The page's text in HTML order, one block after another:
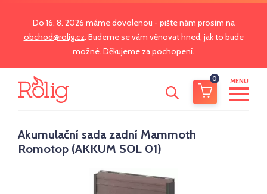
Do 16. 8. 2026 máme dovolenou - pište nám prosím na
obchod@rolig.cz. Budeme se vám věnovat hned, jak to bude
možné. Děkujeme za pochopení.
0 MENU
Akumulační sada zadní Mammoth
Romotop (AKKUM SOL 01)